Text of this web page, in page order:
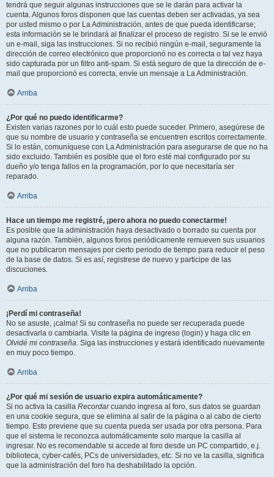
tendrá que seguir algunas instrucciones que se le darán para activar la
cuenta. Algunos foros disponen que las cuentas deben ser activadas, ya sea
por usted mismo o por La Administración, antes de que pueda identificarse;
esta información se le brindará al finalizar el proceso de registro. Si se le envió
un e-mail, siga las instrucciones. Si no recibió ningún e-mail, seguramente la
dirección de correo electrónico que proporcionó no es correcta o tal vez haya
sido capturada por un filtro anti-spam. Si está seguro de que la dirección de e-
mail que proporcionó es correcta, envíe un mensaje a La Administración.
Arriba
¿Por qué no puedo identificarme?
Existen varias razones por lo cuál esto puede suceder. Primero, asegúrese de
que su nombre de usuario y contraseña se encuentren escritos correctamente.
Si lo están, comuníquese con La Administración para asegurarse de que no ha
sido excluido. También es posible que el foro esté mal configurado por su
dueño y/o tenga fallos en la programación, por lo que necesitaría ser
reparado.
Arriba
Hace un tiempo me registré, ¡pero ahora no puedo conectarme!
Es posible que la administración haya desactivado o borrado su cuenta por
alguna razón. También, algunos foros periódicamente remueven sus usuarios
que no publicaron mensajes por cierto periodo de tiempo para reducir el peso
de la base de datos. Si es así, registrese de nuevo y participe de las
discuciones.
Arriba
¡Perdí mi contraseña!
No se asuste, ¡calma! Si su contraseña no puede ser recuperada puede
desactivarla o cambiarla. Visite la página de ingreso (login) y haga clic en
Olvidé mi contraseña. Siga las instrucciones y estará identificado nuevamente
en muy poco tiempo.
Arriba
¿Por qué mi sesión de usuario expira automáticamente?
Si no activa la casilla Recordarcuando ingresa al foro, sus datos se guardan
en una cookie segura, que se elimina al salir de la página o al cabo de cierto
tiempo. Esto previene que su cuenta pueda ser usada por otra persona. Para
que el sistema le reconozca automáticamente solo marque la casilla al
ingresar. No es recomendable si accede al foro desde un PC compartido, e.j.
biblioteca, cyber-cafés, PCs de universidades, etc. Si no ve la casilla, significa
que la administración del foro ha deshabilitado la opción.